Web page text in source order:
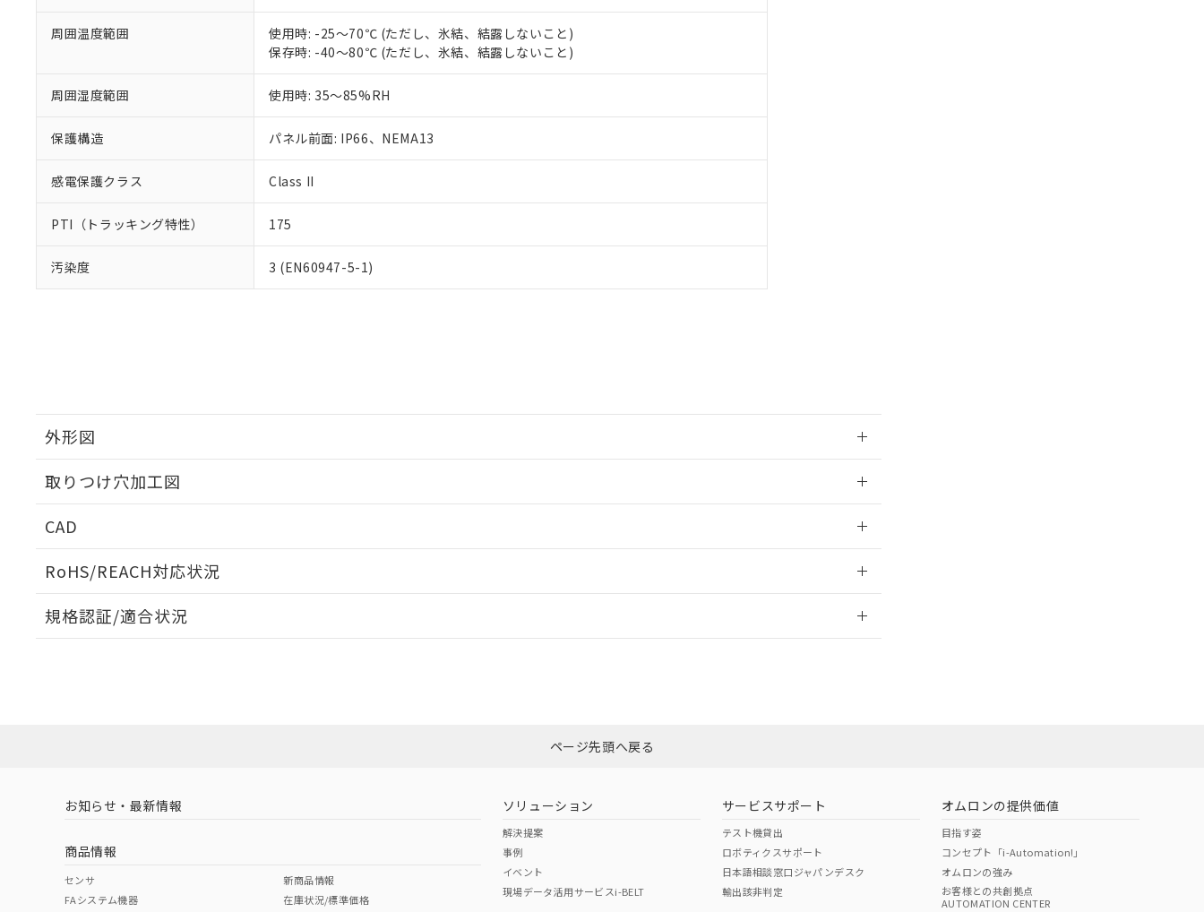
周囲温度範囲
使用時: -25～70℃ (ただし、氷結、結露しないこと)
保存時: -40～80℃ (ただし、氷結、結露しないこと)
周囲湿度範囲 使用時: 35～85%RH
保護構造 パネル前面: IP66、NEMA13
感電保護クラス Class II
PTI（トラッキング特性） 175
汚染度 3 (EN60947-5-1)
外形図
取りつけ穴加工図
CAD
RoHS/REACH対応状況
EU RoHS 注意事項・凡例
ダウンロードはこちら
中国 RoHS 注意事項・凡例
中国 RoHS表
規格認証/適合状況
（イギリス
（ノルウェー
（日本
（アメリカ
り割愛しております。
ページ先頭へ戻る
お知らせ・最新情報
商品情報
センサ
FAシステム機器
新商品情報
在庫状況/標準価格
ソリューション
解決提案
事例
イベント
現場データ活用サービスi-BELT
サービスサポート
テスト機貸出
ロボティクスサポート
日本語相談窓口ジャパンデスク
輸出該非判定
オムロンの提供価値
目指す姿
コンセプト「i-Automation!」
オムロンの強み
お客様との共創拠点
AUTOMATION CENTER